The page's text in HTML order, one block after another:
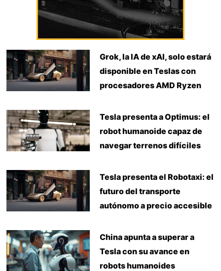
Grok, la IA de xAI, solo estará
disponible en Teslas con
procesadores AMD Ryzen
Tesla presenta a Optimus: el
robot humanoide capaz de
navegar terrenos difíciles
Tesla presenta el Robotaxi: el
futuro del transporte
autónomo a precio accesible
China apunta a superar a
Tesla con su avance en
robots humanoides